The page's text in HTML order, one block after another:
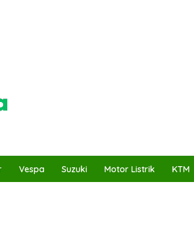
Vespa Suzuki Motor Listrik KTM